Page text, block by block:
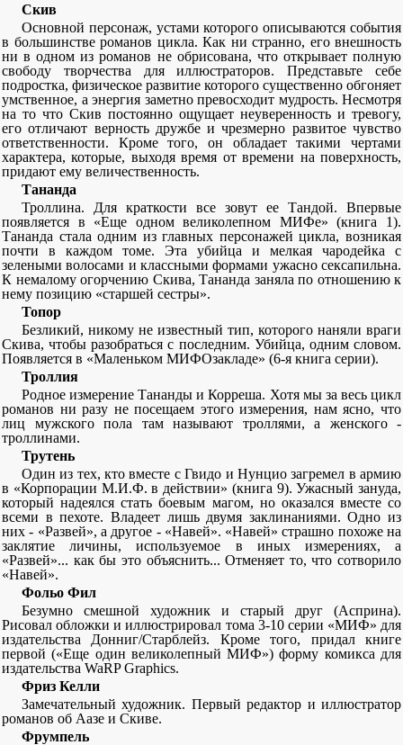
Скив
Основной персонаж, устами которого описываются события
в большинстве романов цикла. Как ни странно, его внешность
ни в одном из романов не обрисована, что открывает полную
свободу творчества для иллюстраторов. Представьте себе
подростка, физическое развитие которого существенно обгоняет
умственное, а энергия заметно превосходит мудрость. Несмотря
на то что Скив постоянно ощущает неуверенность и тревогу,
его отличают верность дружбе и чрезмерно развитое чувство
ответственности. Кроме того, он обладает такими чертами
характера, которые, выходя время от времени на поверхность,
придают ему величественность.
Тананда
Троллина. Для краткости все зовут ее Тандой. Впервые
появляется в «Еще одном великолепном МИФе» (книга 1).
Тананда стала одним из главных персонажей цикла, возникая
почти в каждом томе. Эта убийца и мелкая чародейка с
зелеными волосами и классными формами ужасно сексапильна.
К немалому огорчению Скива, Тананда заняла по отношению к
нему позицию «старшей сестры».
Топор
Безликий, никому не известный тип, которого наняли враги
Скива, чтобы разобраться с последним. Убийца, одним словом.
Появляется в «Маленьком МИФОзакладе» (6-я книга серии).
Троллия
Родное измерение Тананды и Корреша. Хотя мы за весь цикл
романов ни разу не посещаем этого измерения, нам ясно, что
лиц мужского пола там называют троллями, а женского -
троллинами.
Трутень
Один из тех, кто вместе с Гвидо и Нунцио загремел в армию
в «Корпорации М.И.Ф. в действии» (книга 9). Ужасный зануда,
который надеялся стать боевым магом, но оказался вместе со
всеми в пехоте. Владеет лишь двумя заклинаниями. Одно из
них - «Развей», а другое - «Навей». «Навей» страшно похоже на
заклятие личины, используемое в иных измерениях, а
«Развей»... как бы это объяснить... Отменяет то, что сотворило
«Навей».
Фольо Фил
Безумно смешной художник и старый друг (Асприна).
Рисовал обложки и иллюстрировал тома 3-10 серии «МИФ» для
издательства Донниг/Старблейз. Кроме того, придал книге
первой («Еще один великолепный МИФ») форму комикса для
издательства WaRP Graphics.
Фриз Келли
Замечательный художник. Первый редактор и иллюстратор
романов об Аазе и Скиве.
Фрумпель